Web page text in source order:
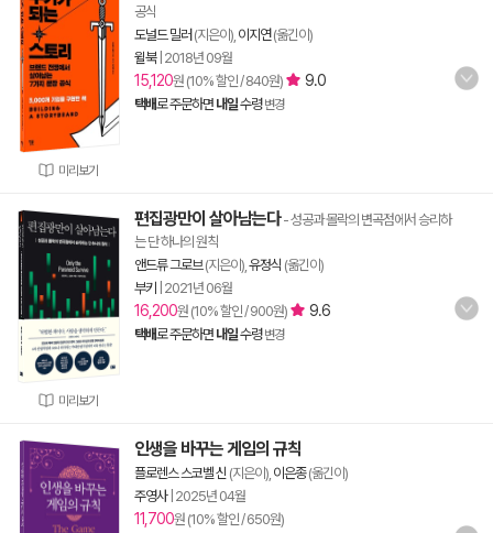
미리보기
공식
도널드 밀러 (지은이), 이지연(옮긴이)
윌북| 2018년 09월
15,120원 (10% 할인 / 840원) 9.0
택배로 주문하면 내일수령 변경
미리보기
편집광만이 살아남는다- 성공과 몰락의 변곡점에서 승리하
는 단 하나의 원칙
앤드류 그로브(지은이), 유정식 (옮긴이)
부키
2021년 06월
16,200원 (10% 할인 / 900원) 9.6
택배로 주문하면 내일수령 변경
인생을 바꾸는 게임의 규칙
플로렌스 스코벨 신 (지은이), 이은종(옮긴이)
주영사| 2025년 04월
11,700원 (10% 할인 / 650원)